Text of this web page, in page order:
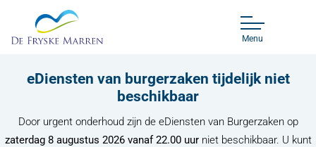
Menu
eDiensten van burgerzaken tijdelijk niet
beschikbaar
Door urgent onderhoud zijn de eDiensten van Burgerzaken op
zaterdag 8 augustus 2026 vanaf 22.00 uurniet beschikbaar. U kunt